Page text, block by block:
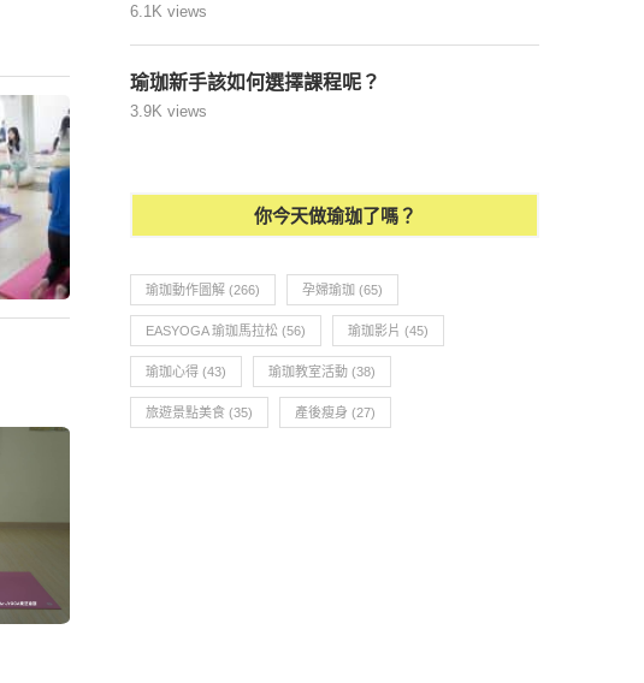
6.1K views
瑜珈新手該如何選擇課程呢？
3.9K views
你今天做瑜珈了嗎？
瑜珈動作圖解 (266) 孕婦瑜珈 (65)
EASYOGA 瑜珈馬拉松 (56) 瑜珈影片 (45)
瑜珈心得 (43) 瑜珈教室活動 (38)
旅遊景點美食 (35) 產後瘦身 (27)